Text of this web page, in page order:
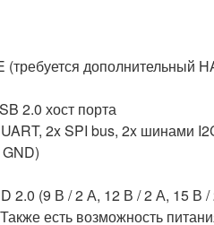
дополнительный
2.0 хост порта
2x SPI bus, 2x шинами
2.0 (9 В / 2 А, 12 В / 2 А, 15 В
есть возможность